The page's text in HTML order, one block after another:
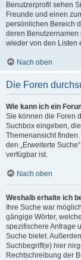
Benutzerprofil sehen
Freunde und einen
persönlichen Bereich
deren
wieder von den Listen
Nach oben
Die Foren
Wie kann ich ein
Sie können die Foren
Suchbox eingeben,
Themenansicht
den „Erweiterte
verfügbar ist.
Nach oben
Weshalb erhalte ich
Ihre Suche war
gängige Wörter,
spezifischere Anfrage
Suche bietet.
Suchbegriff(e) hier
Rechtschreibung der